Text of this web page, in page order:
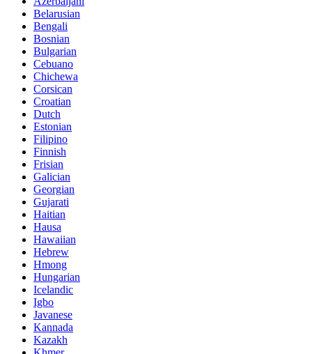
Belarusian
Bengali
Bosnian
Bulgarian
Cebuano
Chichewa
Corsican
Croatian
Dutch
Estonian
Filipino
Finnish
Frisian
Galician
Georgian
Gujarati
Haitian
Hausa
Hawaiian
Hebrew
Hmong
Hungarian
Icelandic
Igbo
Javanese
Kannada
Kazakh